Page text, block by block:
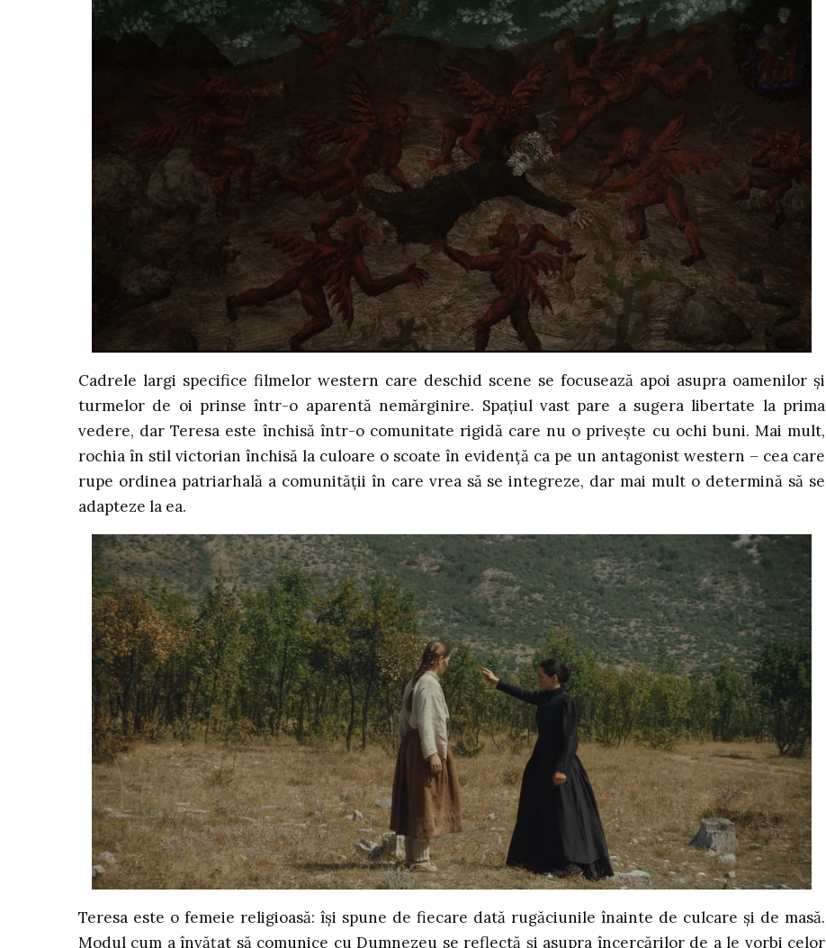
Cadrele largi specifice filmelor western care deschid scene se focusează apoi asupra oamenilor și
turmelor de oi prinse într-o aparentă nemărginire. Spațiul vast pare a sugera libertate la prima
vedere, dar Teresa este închisă într-o comunitate rigidă care nu o privește cu ochi buni. Mai mult,
rochia în stil victorian închisă la culoare o scoate în evidență ca pe un antagonist western – cea care
rupe ordinea patriarhală a comunității în care vrea să se integreze, dar mai mult o determină să se
adapteze la ea.
Teresa este o femeie religioasă: își spune de fiecare dată rugăciunile înainte de culcare și de masă.
Modul cum a învățat să comunice cu Dumnezeu se reflectă și asupra încercărilor de a le vorbi celor